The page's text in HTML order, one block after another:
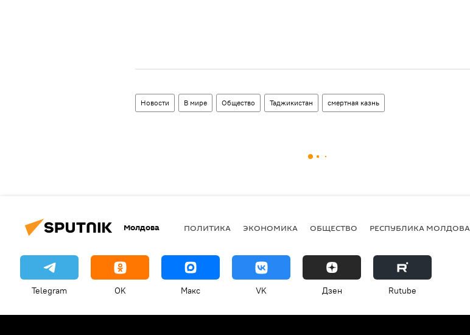
Новости В мире Общество Таджикистан смертная казнь
Молдова ПОЛИТИКА ЭКОНОМИКА ОБЩЕСТВО РЕСПУБЛИКА МОЛДОВА
Telegram OK Макс VK Дзен Rutube